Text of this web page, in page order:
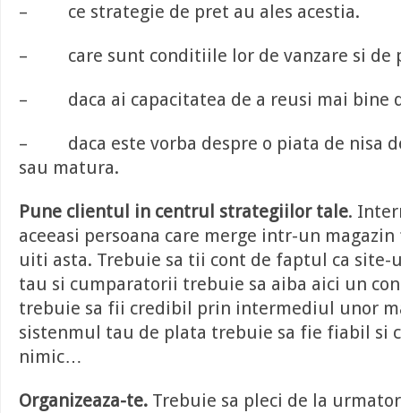
– ce strategie de pret au ales acestia.
– care sunt conditiile lor de vanzare si de
– daca ai capacitatea de a reusi mai bine
– daca este vorba despre o piata de nisa
sau matura.
Pune clientul in centrul strategiilor tale.
aceeasi persoana care merge intr-un
uiti asta. Trebuie sa tii cont de faptul ca site-
tau si cumparatorii trebuie sa aiba aici un
trebuie sa fii credibil prin intermediul unor
sistenmul tau de plata trebuie sa fie fiabil si
nimic…
Organizeaza-te. Trebuie sa pleci de la